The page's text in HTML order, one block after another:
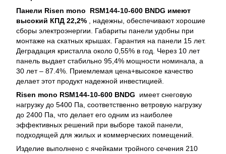
Панели Risen mono
RSM144-10-600 BNDG имеют
высокий КПД 22,2% , надежны, обеспечивают хорошие
сборы электроэнергии. Габариты панели удобны при
монтаже на скатных крышах. Гарантия на панели 15 лет.
Деградация кристалла около 0,55% в год. Через 10 лет
панель выдает стабильно 95,4% мощности номинала, а
30 лет – 87.4%. Приемлемая цена+высокое качество
делает этот продукт надежной инвестицией.
Risen mono RSM144-10-600 BNDG имеет снеговую
нагрузку до 5400 Па, соответственно ветровую нагрузку
до 2400 Па, что делает его одним из наиболее
эффективных решений при выборе такой панели,
подходящей для жилых и коммерческих помещений.
Изделие выполнено с ячейками тройного сечения 210